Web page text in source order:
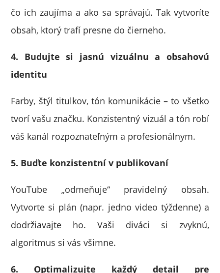
čo ich zaujíma a ako sa správajú. Tak vytvoríte
obsah, ktorý trafí presne do čierneho.
4. Budujte si jasnú vizuálnu a obsahovú
identitu
Farby, štýl titulkov, tón komunikácie – to všetko
tvorí vašu značku. Konzistentný vizuál a tón robí
váš kanál rozpoznateľným a profesionálnym.
5. Buďte konzistentní v publikovaní
YouTube „odmeňuje“ pravidelný obsah.
Vytvorte si plán (napr. jedno video týždenne) a
dodržiavajte ho. Vaši diváci si zvyknú,
algoritmus si vás všimne.
6. Optimalizujte každý detail pre